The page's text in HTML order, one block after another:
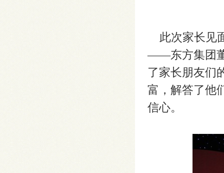
此次家长见
——东方集团董
了家长朋友们
富，解答了他
信心。